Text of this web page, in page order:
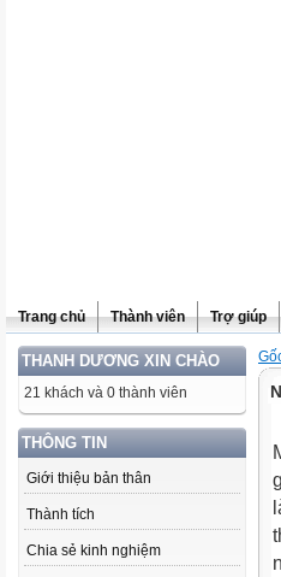
Trang chủ Thành viên Trợ giúp
THANH DƯƠNG XIN CHÀO
21 khách và 0 thành viên
THÔNG TIN
Giới thiệu bản thân
Thành tích
Chia sẻ kinh nghiệm